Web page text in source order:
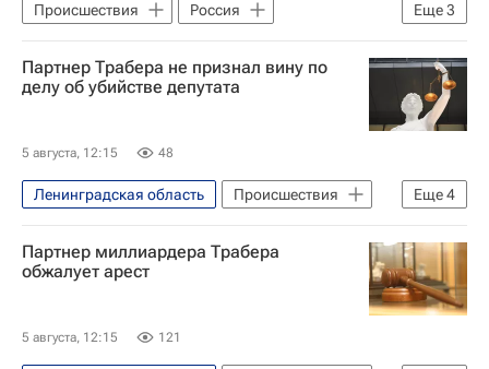
Еще3
Происшествия
Россия
Бодайбинский район
Бодайбо
Следственный комитет России (СК РФ)
Партнер Трабера не признал вину по
делу об убийстве депутата
5 августа, 12:15 48
Еще4
Ленинградская область
Происшествия
Санкт-Петербург
Москва
Партнер миллиардера Трабера
обжалует арест
5 августа, 12:15 121